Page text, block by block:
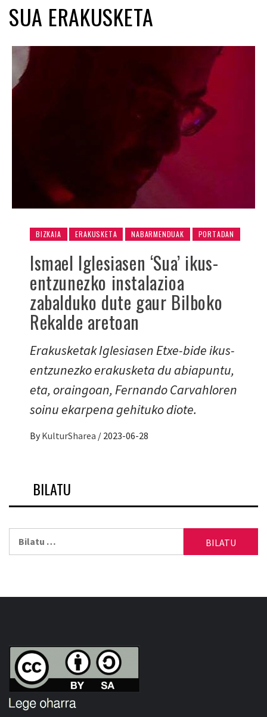
SUA ERAKUSKETA
BIZKAIA ERAKUSKETA NABARMENDUAK PORTADAN
Ismael Iglesiasen ‘Sua’ ikus-
entzunezko instalazioa
zabalduko dute gaur Bilboko
Rekalde aretoan
Erakusketak Iglesiasen Etxe-bide ikus-
entzunezko erakusketa du abiapuntu,
eta, oraingoan, Fernando Carvahloren
soinu ekarpena gehituko diote.
By KulturSharea / 2023-06-28
BILATU